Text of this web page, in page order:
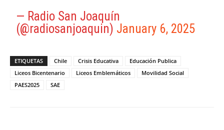
— Radio San Joaquín
(@radiosanjoaquin) January 6, 2025
ETIQUETAS Chile Crisis Educativa
Educación Publica
Liceos Bicentenario
Liceos Emblemáticos
Movilidad Social
PAES2025
SAE